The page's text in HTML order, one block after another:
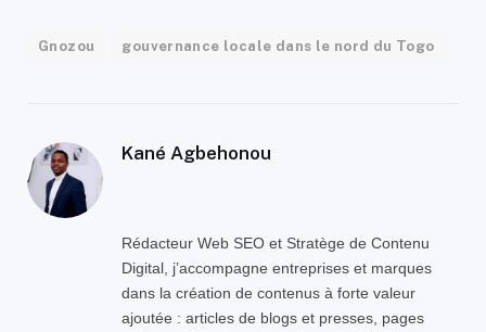
Gnozou gouvernance locale dans le nord du Togo
Kané Agbehonou
Rédacteur Web SEO et Stratège de Contenu
Digital, j’accompagne entreprises et marques
dans la création de contenus à forte valeur
ajoutée : articles de blogs et presses, pages